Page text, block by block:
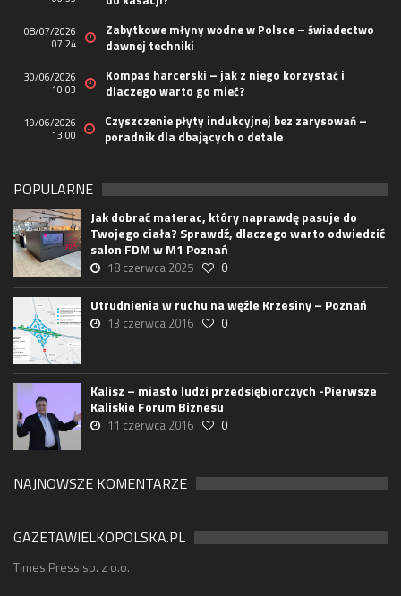
08/07/2026
07:24
Zabytkowe młyny wodne w Polsce – świadectwo
dawnej techniki
30/06/2026
10:03
Kompas harcerski – jak z niego korzystać i
dlaczego warto go mieć?
19/06/2026
13:00
Czyszczenie płyty indukcyjnej bez zarysowań –
poradnik dla dbających o detale
POPULARNE
Jak dobrać materac, który naprawdę pasuje do
Twojego ciała? Sprawdź, dlaczego warto odwiedzić
salon FDM w M1 Poznań
18 czerwca 2025 0
Utrudnienia w ruchu na węźle Krzesiny – Poznań
13 czerwca 2016 0
Kalisz – miasto ludzi przedsiębiorczych -Pierwsze
Kaliskie Forum Biznesu
11 czerwca 2016 0
NAJNOWSZE KOMENTARZE
GAZETAWIELKOPOLSKA.PL
Times Press sp. z o.o.